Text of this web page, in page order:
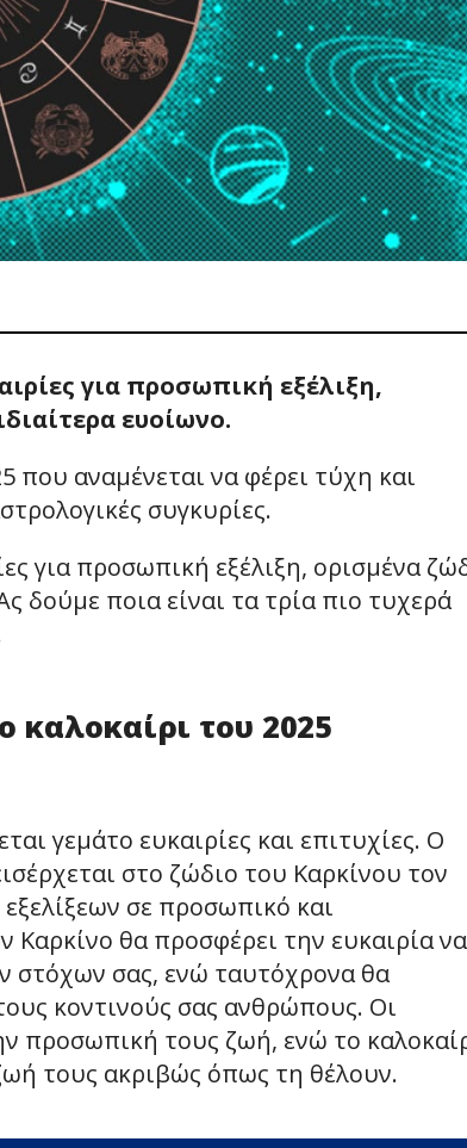
για προσωπική εξέλιξη,
ευοίωνο.
που αναμένεται να φέρει τύχη και
συγκυρίες.
για προσωπική εξέλιξη, ορισμένα
δούμε ποια είναι τα τρία πιο τυχερά
καλοκαίρι του 2025
γεμάτο ευκαιρίες και επιτυχίες. Ο
στο ζώδιο του Καρκίνου τον
σε προσωπικό και
Καρκίνο θα προσφέρει την ευκαιρία να
στόχων σας, ενώ ταυτόχρονα θα
κοντινούς σας ανθρώπους. Οι
προσωπική τους ζωή, ενώ το
τους ακριβώς όπως τη θέλουν.